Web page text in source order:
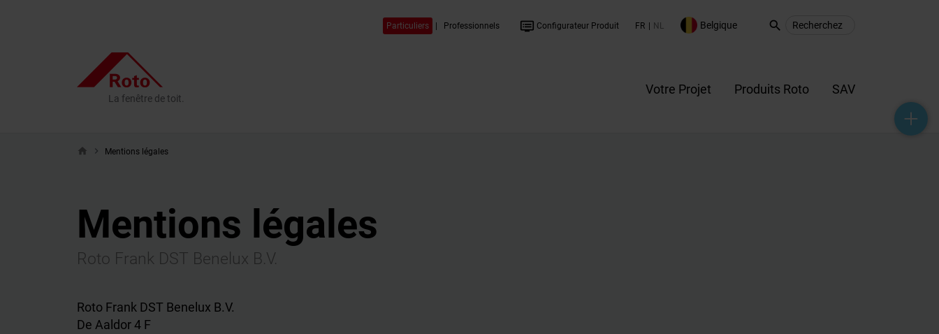
Particuliers Professionnels dvr Configurateur Produit FR NL Belgique search
La fenêtre de toit.
Votre Projet Produits Roto SAV
help_outline
headset_mic
mail_outline
home Mentions légales
Mentions légales
Roto Frank DST Benelux B.V.
Roto Frank DST Benelux B.V.
De Aaldor 4 F